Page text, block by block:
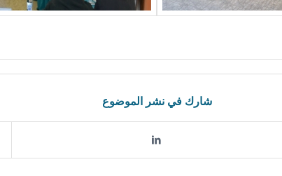
شارك في نشر الموضوع